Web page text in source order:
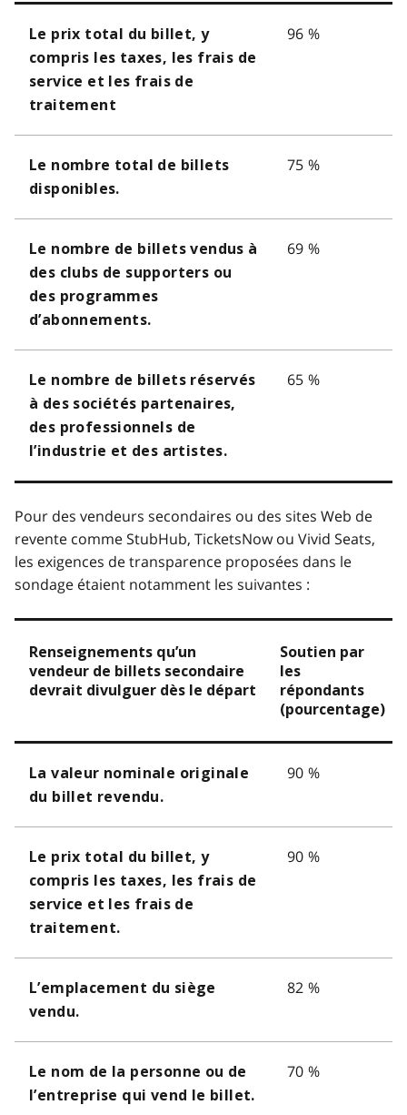
Le prix total du billet, y
compris les taxes, les frais de
service et les frais de
traitement
96 %
Le nombre total de billets
disponibles.
75 %
Le nombre de billets vendus à
des clubs de supporters ou
des programmes
d’abonnements.
69 %
Le nombre de billets réservés
à des sociétés partenaires,
des professionnels de
l’industrie et des artistes.
65 %
Pour des vendeurs secondaires ou des sites Web de
revente comme StubHub, TicketsNow ou Vivid Seats,
les exigences de transparence proposées dans le
sondage étaient notamment les suivantes :
Renseignements qu’un
vendeur de billets secondaire
devrait divulguer dès le départ
Soutien par
les
répondants
(pourcentage)
La valeur nominale originale
du billet revendu.
90 %
Le prix total du billet, y
compris les taxes, les frais de
service et les frais de
traitement.
90 %
L’emplacement du siège
vendu.
82 %
Le nom de la personne ou de
l’entreprise qui vend le billet.
70 %